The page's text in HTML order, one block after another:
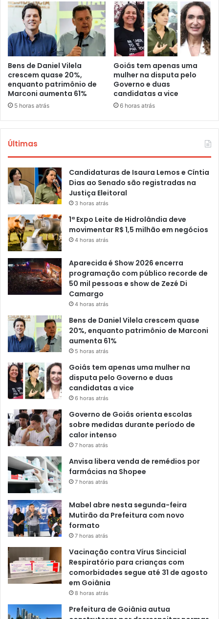
Bens de Daniel Vilela
crescem quase 20%,
enquanto patrimônio de
Marconi aumenta 61%
5 horas atrás
Goiás tem apenas uma
mulher na disputa pelo
Governo e duas
candidatas a vice
6 horas atrás
Últimas
Candidaturas de Isaura Lemos e Cíntia
Dias ao Senado são registradas na
Justiça Eleitoral
3 horas atrás
1ª Expo Leite de Hidrolândia deve
movimentar R$ 1,5 milhão em negócios
4 horas atrás
Aparecida é Show 2026 encerra
programação com público recorde de
50 mil pessoas e show de Zezé Di
Camargo
4 horas atrás
Bens de Daniel Vilela crescem quase
20%, enquanto patrimônio de Marconi
aumenta 61%
5 horas atrás
Goiás tem apenas uma mulher na
disputa pelo Governo e duas
candidatas a vice
6 horas atrás
Governo de Goiás orienta escolas
sobre medidas durante período de
calor intenso
7 horas atrás
Anvisa libera venda de remédios por
farmácias na Shopee
7 horas atrás
Mabel abre nesta segunda-feira
Mutirão da Prefeitura com novo
formato
7 horas atrás
Vacinação contra Vírus Sincicial
Respiratório para crianças com
comorbidades segue até 31 de agosto
em Goiânia
8 horas atrás
Prefeitura de Goiânia autua